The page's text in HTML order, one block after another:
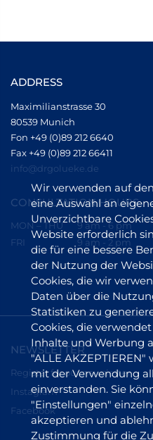
ADDRESS
Maximilianstrasse 30
80539 Munich
Fon +49 (0)89 212 6640
Fax +49 (0)89 212 66411
info@drgolueke.de
CONSULTATION HOURS
MON – THU
9 am - 6 pm
FRI
9 am - 2 pm
NEWSLETTER
Register for our newsletter
Instagram
Facebook
Wir verwenden auf
eine Auswahl an
Unverzichtbare
Website erforderlich
die für eine bessere
der Nutzung der
Cookies, die wir
Daten über die
Statistiken zu
Cookies, die
Inhalte und Werbung
"ALLE
mit der Verwendung
einverstanden. Sie
"Einstellungen"
akzeptieren und
Zustimmung für die